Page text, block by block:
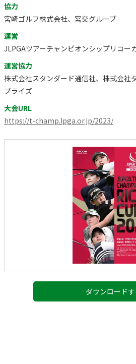
協力
宮崎ゴルフ株式会社、宮交グループ
運営
JLPGAツアーチャンピオンシップリコー
運営協力
株式会社スタンダード通信社、株式会社
プライズ
大会URL
https://t-champ.lpga.or.jp/2023/
ダウンロードす